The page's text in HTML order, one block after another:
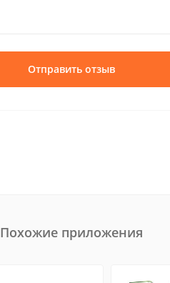
Отправить отзыв
Похожие приложения